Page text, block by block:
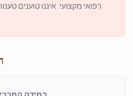
רפואי מקצועי. איננו טוענים